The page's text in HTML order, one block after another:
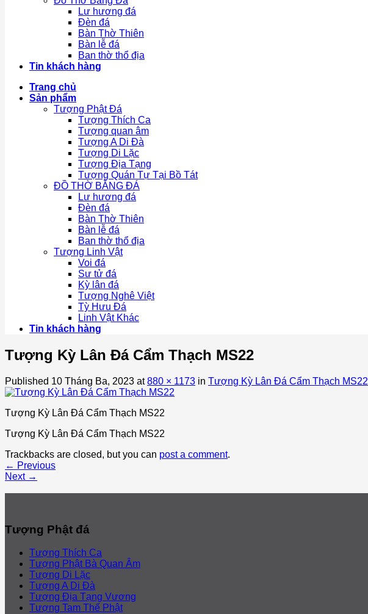
Lư hương đá
Đèn đá
Bàn Thờ Thiên
Bàn lễ đá
Ban thờ thổ địa
Tin khách hàng
Trang chủ
Sản phẩm
Tượng Phật Đá
Tượng Thích Ca
Tượng quan âm
Tượng A Di Đà
Tượng Di Lặc
Tượng Địa Tạng
Tượng Quán Tự Tại Bồ Tát
ĐỒ THỜ BẰNG ĐÁ
Lư hương đá
Đèn đá
Bàn Thờ Thiên
Bàn lễ đá
Ban thờ thổ địa
Tượng Linh Vật
Voi đá
Sư tử đá
Kỳ lân đá
Tượng Nghê Việt
Tỳ Hưu Đá
Linh Vật Khác
Tin khách hàng
Tượng Kỳ Lân Đá Cẩm Thạch MS22
Published 10 Tháng Ba, 2023 at880 × 1173 in Tượng Kỳ Lân Đá Cẩm Thạch MS22
Tượng Kỳ Lân Đá Cẩm Thạch MS22
Tượng Kỳ Lân Đá Cẩm Thạch MS22
Trackbacks are closed, but you can post a comment.
← Previous
Next →
Tượng Phật đá
Tượng Thích Ca
Tượng Phật Bà Quan Âm
Tượng Di Lặc
Tượng A Di Đà
Tượng Địa Tạng Vương
Tượng Tam Thế Phật